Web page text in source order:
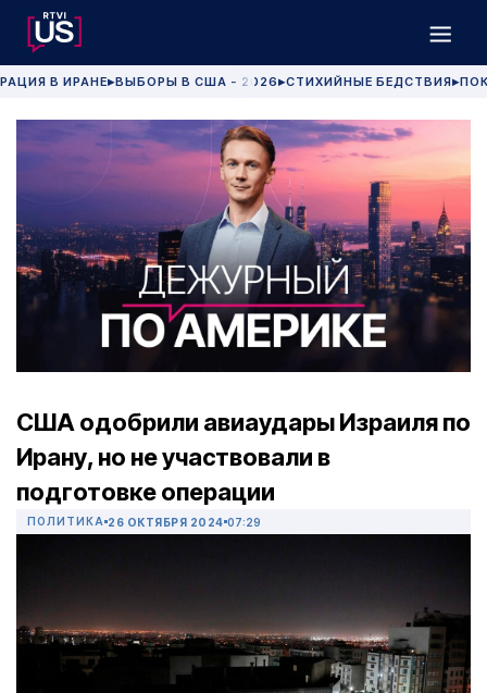
В ИРАНЕ▶ВЫБОРЫ В США - 2026 ▶СТИХИЙНЫЕ БЕДСТВИЯ▶
США одобрили авиаудары Израиля по
Ирану, но не участвовали в
подготовке операции
ПОЛИТИКА 26 ОКТЯБРЯ 2024 07:29